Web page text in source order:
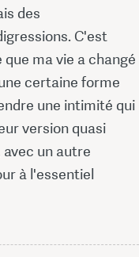
des
C'est
ma vie a changé
certaine forme
une intimité qui
version quasi
un autre
à l'essentiel